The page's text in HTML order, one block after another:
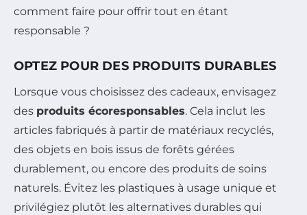
comment faire pour offrir tout en étant
responsable ?
OPTEZ POUR DES PRODUITS DURABLES
Lorsque vous choisissez des cadeaux, envisagez
des produits écoresponsables. Cela inclut les
articles fabriqués à partir de matériaux recyclés,
des objets en bois issus de forêts gérées
durablement, ou encore des produits de soins
naturels. Évitez les plastiques à usage unique et
privilégiez plutôt les alternatives durables qui